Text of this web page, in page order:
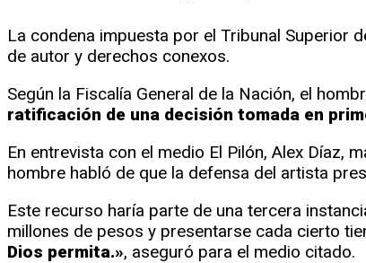
La condena impuesta por el Tribunal Superior
de autor y derechos conexos.
Según la Fiscalía General de la Nación, el
ratificación de una decisión tomada en
En entrevista con el medio El Pilón, Alex Díaz,
hombre habló de que la defensa del artista
Este recurso haría parte de una tercera
millones de pesos y presentarse cada cierto
Dios permita.», aseguró para el medio citado.